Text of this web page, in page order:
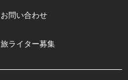
お問い合わせ
旅ライター募集